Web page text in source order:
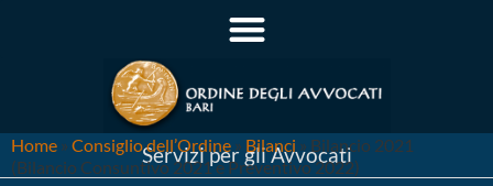
Servizi per gli Avvocati
Home » Consiglio dell’Ordine » Bilanci » Bilancio 2021
(Bilancio Consuntivo 2021 e Preventivo 2022)